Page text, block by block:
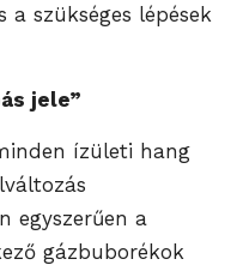
a szükséges lépések
jele”
ízületi hang
egyszerűen a
gázbuborékok